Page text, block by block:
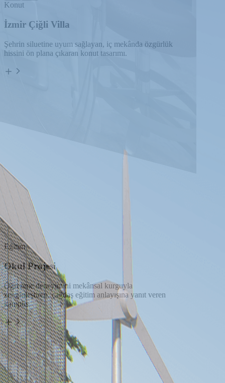
Konut
İzmir Çiğli Villa
Şehrin siluetine uyum sağlayan, iç mekânda özgürlük
hissini ön plana çıkaran konut tasarımı.
Eğitim
Okul Projesi
Öğrenme deneyimini mekânsal kurguyla
zenginleştiren, çağdaş eğitim anlayışına yanıt veren
kampüs.